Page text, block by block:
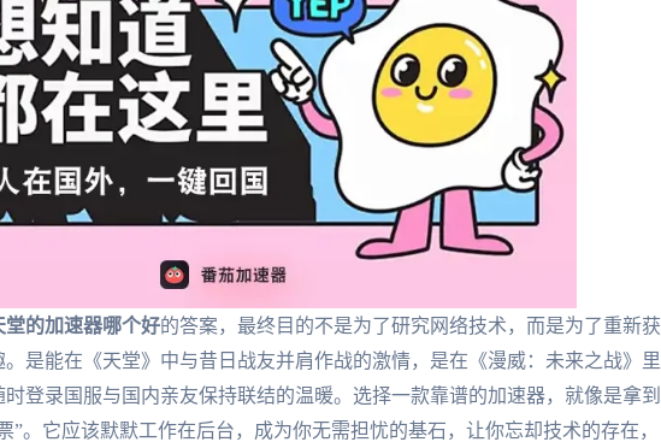
堂的加速器哪个好的答案，最终目的不是为了研究网络技术，而是为了重新获
是能在《天堂》中与昔日战友并肩作战的激情，是在《漫威：未来之战》里
登录国服与国内亲友保持联结的温暖。选择一款靠谱的加速器，就像是拿到
”。它应该默默工作在后台，成为你无需担忧的基石，让你忘却技术的存在，